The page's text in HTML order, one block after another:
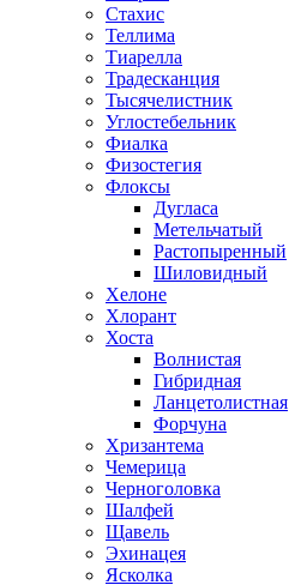
Стахис
Теллима
Тиарелла
Традесканция
Тысячелистник
Углостебельник
Фиалка
Физостегия
Флоксы
Дугласа
Метельчатый
Растопыренный
Шиловидный
Хелоне
Хлорант
Хоста
Волнистая
Гибридная
Ланцетолистная
Форчуна
Хризантема
Чемерица
Черноголовка
Шалфей
Щавель
Эхинацея
Ясколка